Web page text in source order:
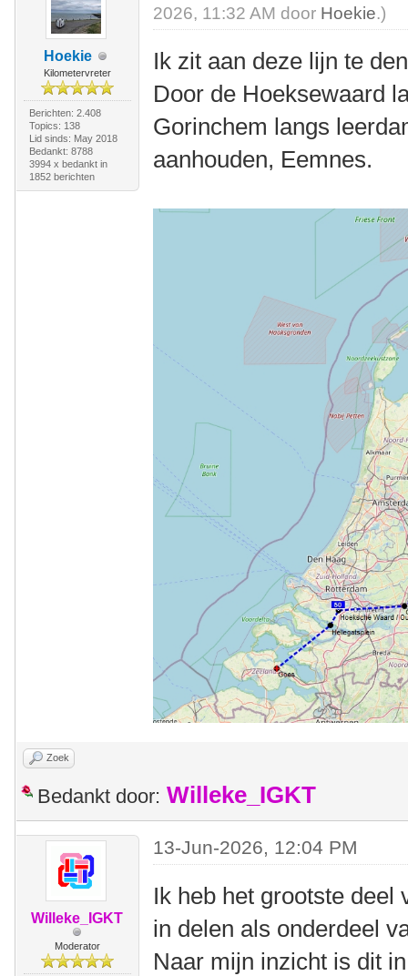
Hoekie
Kilometervreter
Berichten: 2.408
Topics: 138
Lid sinds: May 2018
Bedankt: 8788
3994 x bedankt in
1852 berichten
2026, 11:32 AM door Hoekie.)
Ik zit aan deze lijn te
Door de Hoeksewaard
Gorinchem langs
aanhouden, Eemnes.
Zoek
Bedankt door: Willeke_IGKT
Willeke_IGKT
Moderator
13-Jun-2026, 12:04 PM
Ik heb het grootste deel
in delen als onderdeel
Naar mijn inzicht is dit